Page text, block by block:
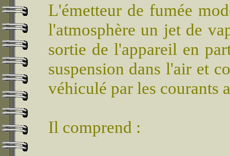
L'émetteur de fumée
l'atmosphère un jet de
sortie de l'appareil en
suspension dans l'air et
véhiculé par les courants
Il comprend :